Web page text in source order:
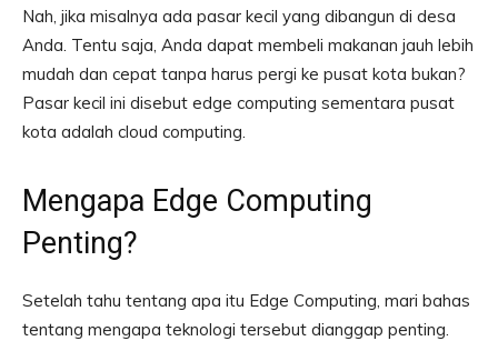
Nah, jika misalnya ada pasar kecil yang dibangun di desa
Anda. Tentu saja, Anda dapat membeli makanan jauh lebih
mudah dan cepat tanpa harus pergi ke pusat kota bukan?
Pasar kecil ini disebut edge computing sementara pusat
kota adalah cloud computing.
Mengapa Edge Computing
Penting?
Setelah tahu tentang apa itu Edge Computing, mari bahas
tentang mengapa teknologi tersebut dianggap penting.